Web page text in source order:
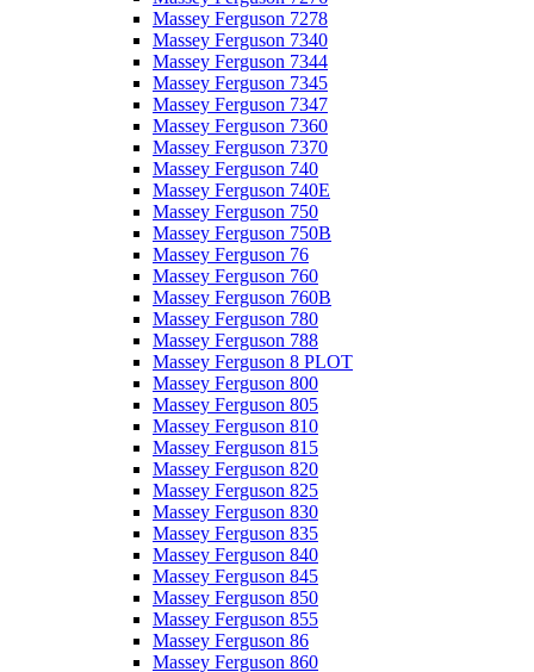
Massey Ferguson 7278
Massey Ferguson 7340
Massey Ferguson 7344
Massey Ferguson 7345
Massey Ferguson 7347
Massey Ferguson 7360
Massey Ferguson 7370
Massey Ferguson 740
Massey Ferguson 740E
Massey Ferguson 750
Massey Ferguson 750B
Massey Ferguson 76
Massey Ferguson 760
Massey Ferguson 760B
Massey Ferguson 780
Massey Ferguson 788
Massey Ferguson 8 PLOT
Massey Ferguson 800
Massey Ferguson 805
Massey Ferguson 810
Massey Ferguson 815
Massey Ferguson 820
Massey Ferguson 825
Massey Ferguson 830
Massey Ferguson 835
Massey Ferguson 840
Massey Ferguson 845
Massey Ferguson 850
Massey Ferguson 855
Massey Ferguson 86
Massey Ferguson 860